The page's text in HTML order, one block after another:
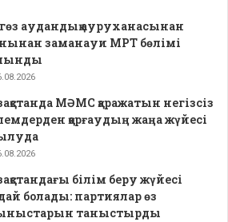
аудандық ауруханасынан
заманауи МРТ бөлімі
МӘМС қаражатын негізсіз
қорғаудың жаңа жүйесі
білім беру жүйесі
болады: партиялар өз
таныстырды